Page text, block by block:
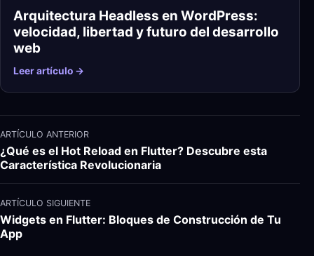
Arquitectura Headless en WordPress:
velocidad, libertad y futuro del desarrollo
web
Leer artículo →
ARTÍCULO ANTERIOR
¿Qué es el Hot Reload en Flutter? Descubre esta
Característica Revolucionaria
ARTÍCULO SIGUIENTE
Widgets en Flutter: Bloques de Construcción de Tu
App